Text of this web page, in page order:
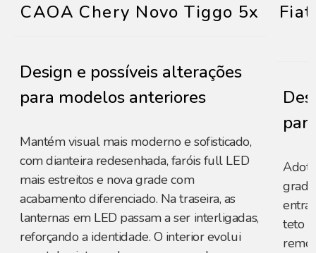
CAOA Chery Novo Tiggo 5x
Design e possíveis alterações
para modelos anteriores
Mantém visual mais moderno e sofisticado,
com dianteira redesenhada, faróis full LED
mais estreitos e nova grade com
acabamento diferenciado. Na traseira, as
lanternas em LED passam a ser interligadas,
reforçando a identidade. O interior evolui
teto